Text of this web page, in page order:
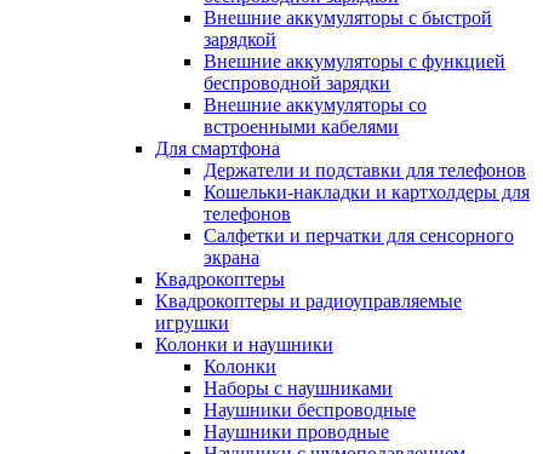
Внешние аккумуляторы с быстрой
зарядкой
Внешние аккумуляторы с функцией
беспроводной зарядки
Внешние аккумуляторы со
встроенными кабелями
Для смартфона
Держатели и подставки для телефонов
Кошельки-накладки и картхолдеры для
телефонов
Салфетки и перчатки для сенсорного
экрана
Квадрокоптеры
Квадрокоптеры и радиоуправляемые
игрушки
Колонки и наушники
Колонки
Наборы с наушниками
Наушники беспроводные
Наушники проводные